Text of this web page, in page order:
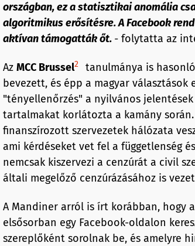
országban, ez a statisztikai anomália
algoritmikus erősítésre. A Facebook
aktívan támogatták őt. - folytatta az
Az MCC Brussel2
tanulmánya is
bevezett, és épp a magyar
"tényellenőrzés" a nyilvános
tartalmakat korlátozta a kamány
finanszírozott szervezetek hálózata
ami kérdéseket vet fel a függetlenség
nemcsak kiszervezi a cenzúrát a civil
általi megelőző cenzúrázásához is
A Mandiner arról is írt korábban, hogy
elsősorban egy Facebook-oldalon
szereplőként sorolnak be, és amelyre